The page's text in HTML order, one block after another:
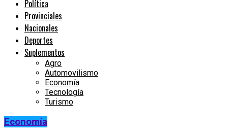
Política
Provinciales
Nacionales
Deportes
Suplementos
Agro
Automovilismo
Economía
Tecnología
Turismo
Economía